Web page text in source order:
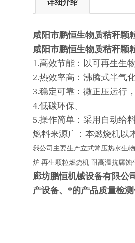
详细介绍
咸阳市鹏恒生物质秸秆颗
咸阳市鹏恒生物质秸秆颗
1.高效节能：以可再生生
2.热效率高：沸腾式半气
3.稳定可靠：微正压运行
4.低碳环保。
5.操作简单：采用自动给
燃料来源广：本燃烧机以
我公司主要生产立式常压热水生
炉 再生颗粒燃烧机 耐高温抗腐
廊坊鹏恒机械设备有限公
产设备、*的产品质量检